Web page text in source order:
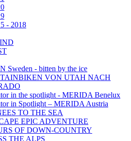
- 2018
Sweden - bitten by the ice
VON UTAH NACH
in the spotlight - MERIDA Benelux
in Spotlight – MERIDA Austria
TO THE SEA
EPIC ADVENTURE
OF DOWN-COUNTRY
THE ALPS